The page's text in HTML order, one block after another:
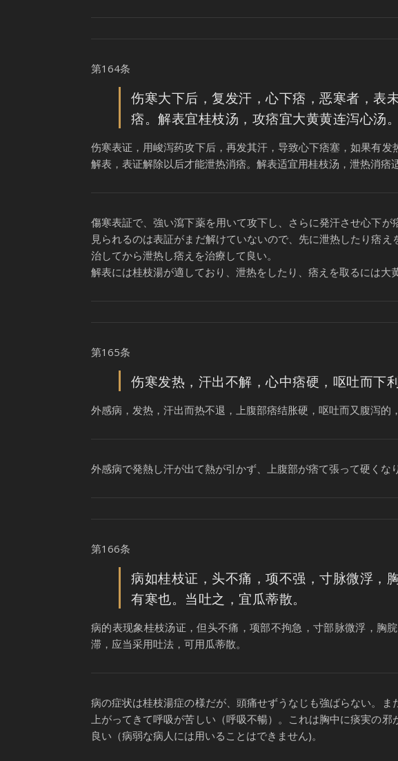
第164条
伤寒大下后，复发汗，心下痞，恶寒者，表
痞。解表宜桂枝汤，攻痞宜大黄黄连泻心汤。
伤寒表证，用峻泻药攻下后，再发其汗，导致心下痞塞，如果有
解表，表证解除以后才能泄热消痞。解表适宜用桂枝汤，泄热消痞
傷寒表証で、強い瀉下薬を用いて攻下し、さらに発汗させ心下
見られるのは表証がまだ解けていないので、先に泄热したり痞
治してから泄热し痞えを治療して良い。
解表には桂枝湯が適しており、泄热をしたり、痞えを取るには大
第165条
伤寒发热，汗出不解，心中痞硬，呕吐而下
外感病，发热，汗出而热不退，上腹部痞结胀硬，呕吐而又腹泻的
外感病で発熱し汗が出て熱が引かず、上腹部が痞て張って硬くな
第166条
病如桂枝证，头不痛，项不强，寸脉微浮，
有寒也。当吐之，宜瓜蒂散。
病的表现象桂枝汤证，但头不痛，项部不拘急，寸部脉微浮，胸
滞，应当采用吐法，可用瓜蒂散。
病の症状は桂枝湯症の様だが、頭痛せずうなじも強ばらない。
上がってきて呼吸が苦しい（呼吸不暢）。これは胸中に痰実の
良い（病弱な病人には用いることはできません)。